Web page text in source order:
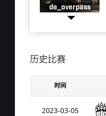
de_overpass
de_dust2
历史比赛
时间
2023-03-05